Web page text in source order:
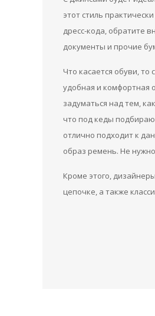
этот стиль
дресс-кода, обратите
документы и прочие
Что касается обуви,
удобная и комфортная
задуматься над тем,
что под кеды
отлично подходит к
образ ремень. Не
Кроме этого,
цепочке, а также